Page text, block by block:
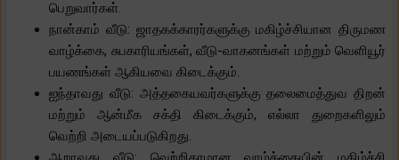
பெறுவார்கள்.
நான்காம் வீடு: ஜாதகக்காரர்களுக்கு மகிழ்ச்சியான திருமண
வாழ்க்கை, சுபகாரியங்கள், வீடு-வாகனங்கள் மற்றும் வெளியூர்
பயணங்கள் ஆகியவை கிடைக்கும்.
ஐந்தாவது வீடு: அத்தகையவர்களுக்கு தலைமைத்துவ திறன்
மற்றும் ஆன்மீக சக்தி கிடைக்கும், எல்லா துறைகளிலும்
வெற்றி அடையப்படுகிறது.